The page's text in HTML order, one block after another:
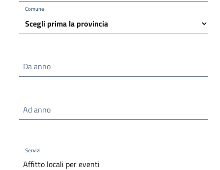
Comune
Da anno
Ad anno
Servizi